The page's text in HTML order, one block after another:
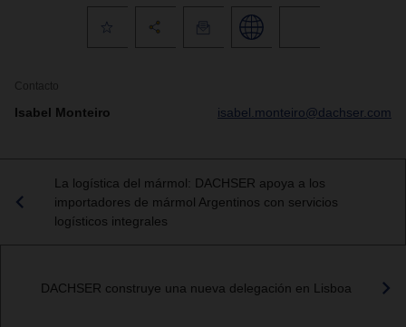
Contacto
Isabel Monteiro isabel.monteiro@dachser.com
La logística del mármol: DACHSER apoya a los
importadores de mármol Argentinos con servicios
logísticos integrales
DACHSER construye una nueva delegación en Lisboa